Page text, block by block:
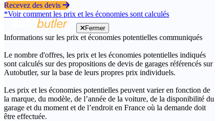
Recevez des devis
*Voir comment les prix et les économies sont calculés
Fermer
Informations sur les prix et économies potentielles communiqués
Le nombre d'offres, les prix et les économies potentielles indiqués
sont calculés sur des propositions de devis de garages référencés sur
Autobutler, sur la base de leurs propres prix individuels.
Les prix et les économies potentielles peuvent varier en fonction de
la marque, du modèle, de l’année de la voiture, de la disponibilité du
garage et du moment et de l’endroit en France où la demande doit
être effectuée.